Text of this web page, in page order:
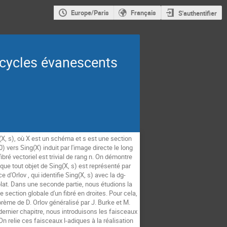
Europe/Paris Français S'authentifier
évanescents
s), où X est un schéma et s est une section
vers Sing(X) induit par l'image directe le long
vectoriel est trivial de rang n. On démontre
tout objet de Sing(X, s) est représenté par
d'Orlov , qui identifie Sing(X, s) avec la dg-
Dans une seconde partie, nous étudions la
section globale d'un fibré en droites. Pour cela,
de D. Orlov généralisé par J. Burke et M.
chapitre, nous introduisons les faisceaux
relie ces faisceaux l-adiques à la réalisation